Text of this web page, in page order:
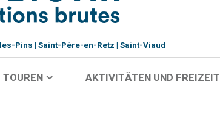
Pins Saint-Père-en-Retz Saint-Viaud
AKTIVITÄTEN UND FREIZEIT